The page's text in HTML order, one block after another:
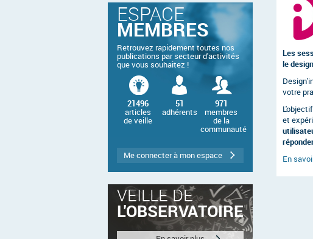
Les
le
votre
et
En
ESPACE
MEMBRES
Retrouvez rapidement toutes nos
publications par secteur d'activités
que vous souhaitez !
21496
articles
de veille
51
adhérents
971
membres
de la
communauté
Me connecter à mon espace
VEILLE DE
L'OBSERVATOIRE